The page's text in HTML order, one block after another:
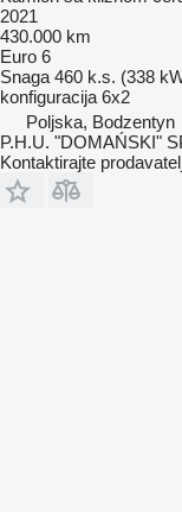
2021
430.000 km
Euro 6
Snaga 460 k.s. (338
konfiguracija 6x2
Poljska, Bodzentyn
P.H.U. "DOMAŃSKI"
Kontaktirajte